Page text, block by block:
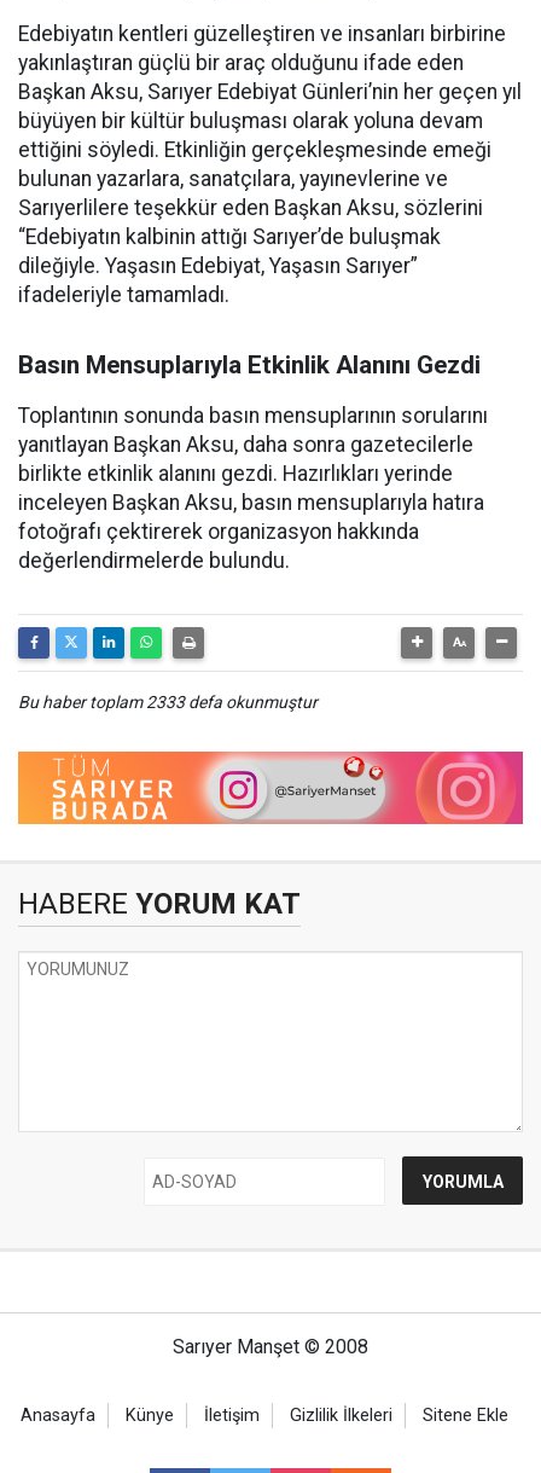
Edebiyatın kentleri güzelleştiren ve insanları birbirine
yakınlaştıran güçlü bir araç olduğunu ifade eden
Başkan Aksu, Sarıyer Edebiyat Günleri’nin her geçen yıl
büyüyen bir kültür buluşması olarak yoluna devam
ettiğini söyledi. Etkinliğin gerçekleşmesinde emeği
bulunan yazarlara, sanatçılara, yayınevlerine ve
Sarıyerlilere teşekkür eden Başkan Aksu, sözlerini
“Edebiyatın kalbinin attığı Sarıyer’de buluşmak
dileğiyle. Yaşasın Edebiyat, Yaşasın Sarıyer”
ifadeleriyle tamamladı.
Basın Mensuplarıyla Etkinlik Alanını Gezdi
Toplantının sonunda basın mensuplarının sorularını
yanıtlayan Başkan Aksu, daha sonra gazetecilerle
birlikte etkinlik alanını gezdi. Hazırlıkları yerinde
inceleyen Başkan Aksu, basın mensuplarıyla hatıra
fotoğrafı çektirerek organizasyon hakkında
değerlendirmelerde bulundu.
Bu haber toplam 2333 defa okunmuştur
HABERE YORUM KAT
Sarıyer Manşet © 2008
Anasayfa Künye İletişim Gizlilik İlkeleri Sitene Ekle